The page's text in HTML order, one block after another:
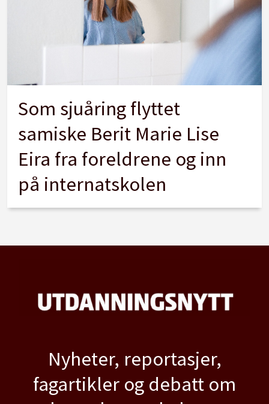
Som sjuåring flyttet
samiske Berit Marie Lise
Eira fra foreldrene og inn
på internatskolen
Nyheter, reportasjer,
fagartikler og debatt om